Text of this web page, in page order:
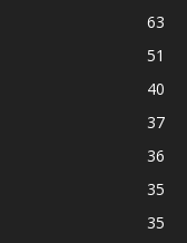
63
51
40
37
36
35
35